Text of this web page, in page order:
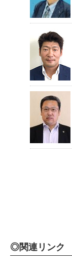
◎関連リンク